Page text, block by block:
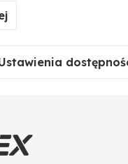
z napięciem).